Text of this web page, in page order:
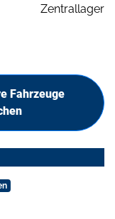
Zentrallager
Fahrzeuge